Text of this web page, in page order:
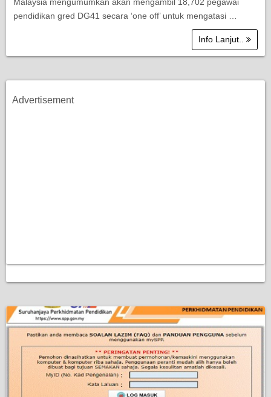
pendidikan gred DG41 secara ‘one off’ untuk mengatasi …
Info Lanjut..
Advertisement